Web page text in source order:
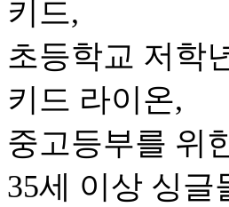
키드,
초등학교 저학
키드 라이온,
중고등부를 위
35세 이상 싱글